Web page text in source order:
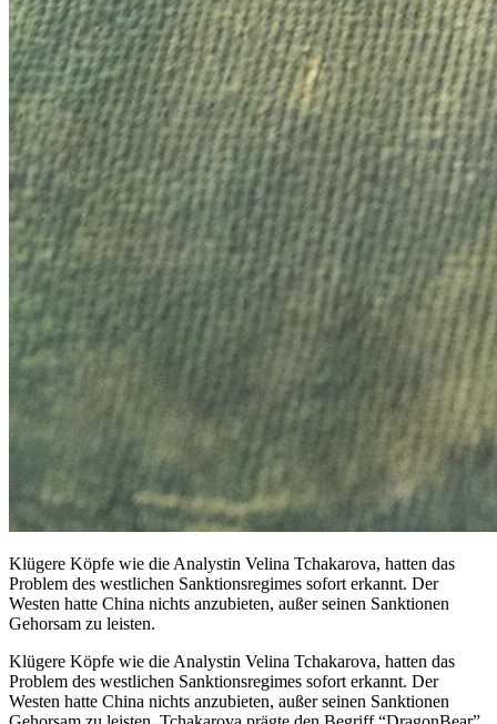
Klügere Köpfe wie die Analystin Velina Tchakarova, hatten das
Problem des westlichen Sanktionsregimes sofort erkannt. Der
Westen hatte China nichts anzubieten, außer seinen Sanktionen
Gehorsam zu leisten.
Klügere Köpfe wie die Analystin Velina Tchakarova, hatten das
Problem des westlichen Sanktionsregimes sofort erkannt. Der
Westen hatte China nichts anzubieten, außer seinen Sanktionen